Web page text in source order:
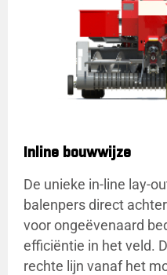
Inline bouwwijze
De unieke in-line lay-
balenpers direct
voor ongeëvenaard
efficiëntie in het veld.
rechte lijn vanaf het